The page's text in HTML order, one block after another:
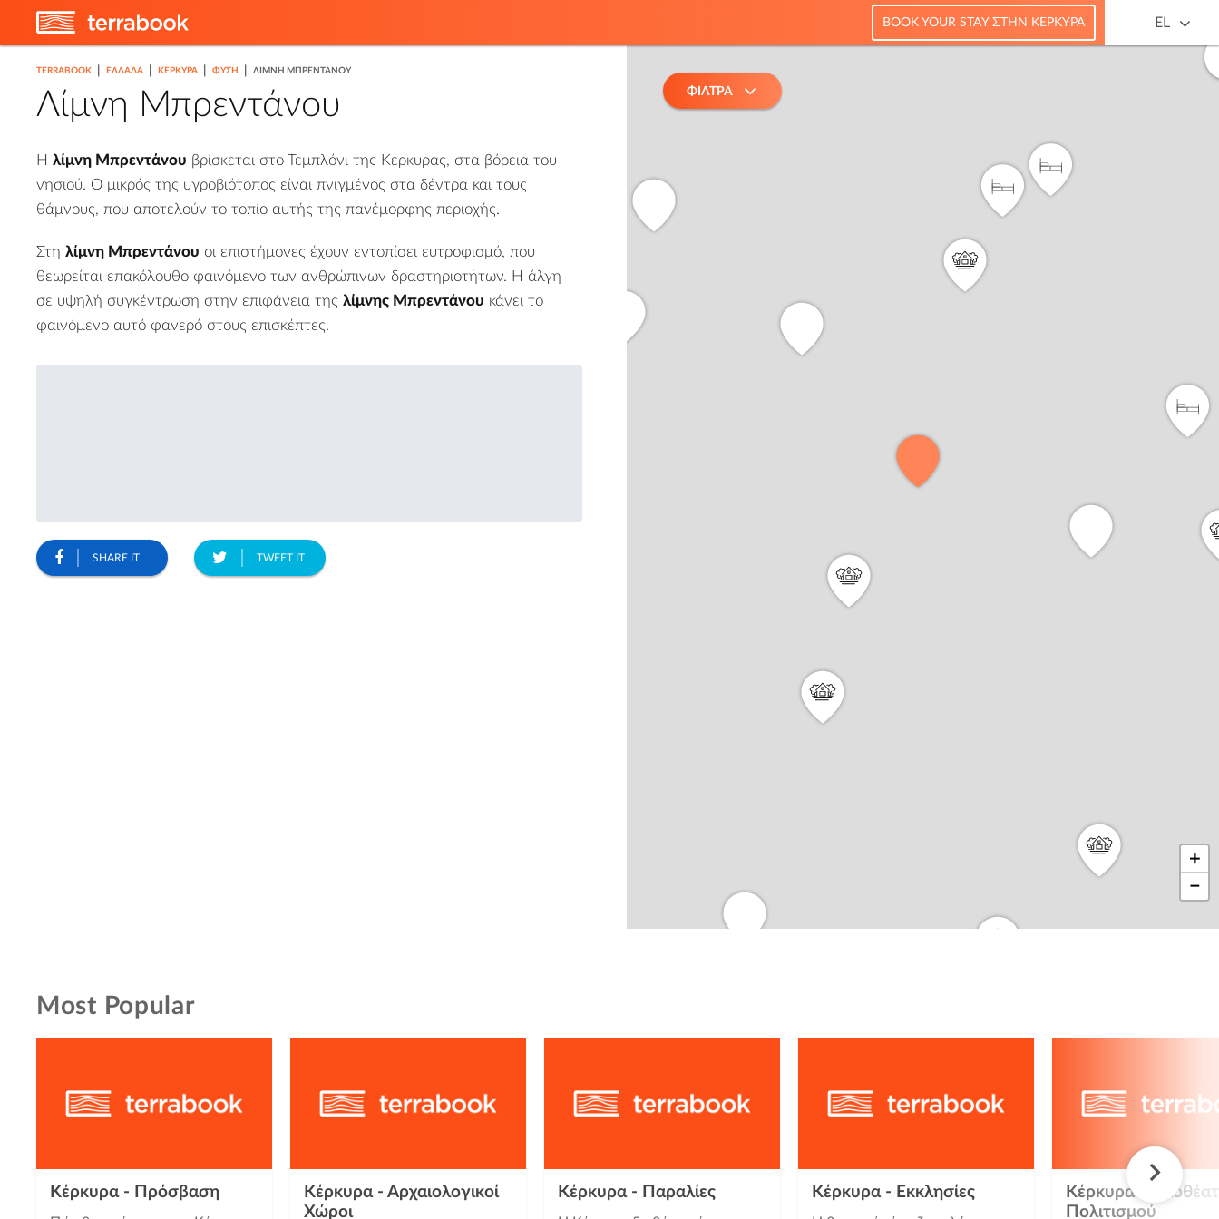
EL
BOOK YOUR STAY ΣΤΗΝ ΚΈΡΚΥΡΑ
TERRABOOK ΕΛΛΑΔΑ ΚΈΡΚΥΡΑ ΦΎΣΗ ΛΊΜΝΗ ΜΠΡΕΝΤΆΝΟΥ
Λίμνη Μπρεντάνου
Η λίμνη Μπρεντάνου βρίσκεται στο Τεμπλόνι της Κέρκυρας, στα βόρεια του
νησιού. Ο μικρός της υγροβιότοπος είναι πνιγμένος στα δέντρα και τους
θάμνους, που αποτελούν το τοπίο αυτής της πανέμορφης περιοχής.
Στη λίμνη Μπρεντάνου οι επιστήμονες έχουν εντοπίσει ευτροφισμό, που
θεωρείται επακόλουθο φαινόμενο των ανθρώπινων δραστηριοτήτων. Η άλγη
σε υψηλή συγκέντρωση στην επιφάνεια της λίμνης Μπρεντάνου κάνει το
φαινόμενο αυτό φανερό στους επισκέπτες.
SHARE IT TWEET IT
2
ΦΙΛΤΡΑ
+
−
Most Popular
Κέρκυρα - Πρόσβαση
Κέρκυρα - Αρχαιολογικοί
Χώροι
Κέρκυρα - Παραλίες Κέρκυρα - Εκκλησίες
Κέρκυρα -
Πολιτισμού